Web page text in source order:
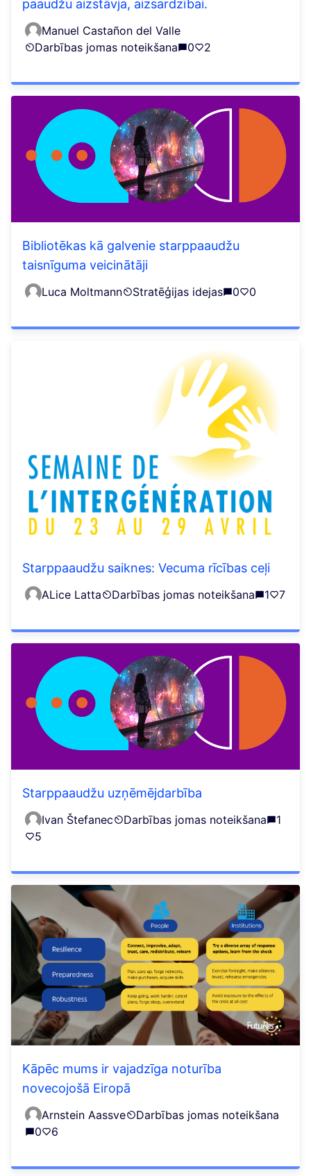
paaudžu aizstāvja, aizsardzībai.
Manuel Castañon del Valle
Darbības jomas noteikšana
0 2
Bibliotēkas kā galvenie starppaaudžu
taisnīguma veicinātāji
Luca Moltmann Stratēģijas idejas 0 0
Starppaaudžu saiknes: Vecuma rīcības ceļi
ALice Latta Darbības jomas noteikšana 1 7
Starppaaudžu uzņēmējdarbība
Ivan Štefanec Darbības jomas noteikšana
1
5
Kāpēc mums ir vajadzīga noturība
novecojošā Eiropā
Arnstein Aassve
Darbības jomas noteikšana
0
6